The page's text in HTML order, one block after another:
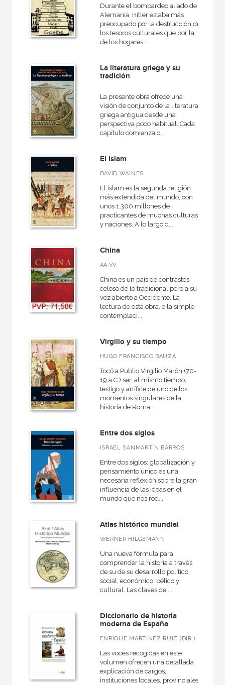
Durante el bombardeo aliado de
Alemania, Hitler estaba más
preocupado por la destrucción de
los tesoros culturales que por la
de los hogares...
La literatura griega y su
tradición
La presente obra ofrece una
visión de conjunto de la literatura
griega antigua desde una
perspectiva poco habitual. Cada
capítulo comienza c...
El islam
DAVID WAINES
El islam es la segunda religión
más extendida del mundo, con
unos 1.300 millones de
practicantes de muchas culturas
y naciones. A lo largo d...
China
AA.VV.
China es un país de contrastes,
celoso de lo tradicional pero a su
vez abierto a Occidente. La
lectura de esta obra, o la simple
contemplaci...
Virgilio y su tiempo
HUGO FRANCISCO BAUZÁ
Tocó a Publio Virgilio Marón (70-
19 a.C.) ser, al mismo tiempo,
testigo y artífice de uno de los
momentos singulares de la
historia de Roma:...
Entre dos siglos
ISRAEL SANMARTÍN BARROS
Entre dos siglos: globalización y
pensamiento único es una
necesaria reflexión sobre la gran
influencia de las ideas en el
mundo que nos rod...
Atlas histórico mundial
WERNER HILGEMANN
Una nueva fórmula para
comprender la historia a través
de su de su desarrollo político,
social, económico, bélico y
cultural. Las claves de ...
Diccionario de historia
moderna de España
ENRIQUE MARTÍNEZ RUIZ (DIR.)
Las voces recogidas en este
volumen ofrecen una detallada
explicación de cargos,
instituciones locales, provinciales